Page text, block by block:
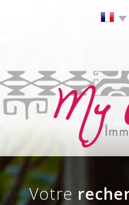
votre